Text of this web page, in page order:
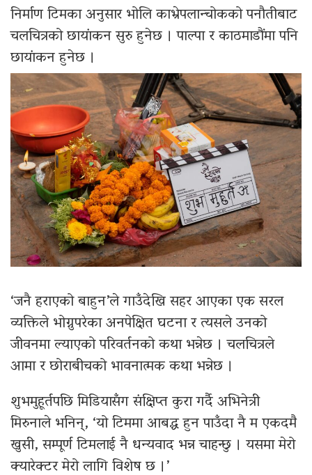
निर्माण टिमका अनुसार भोलि काभ्रेपलान्चोकको पनौतीबाट
चलचित्रको छायांकन सुरु हुनेछ । पाल्पा र काठमाडौंमा पनि
छायांकन हुनेछ ।
‘जनै हराएको बाहुन’ले गाउँदेखि सहर आएका एक सरल
व्यक्तिले भोग्नुपरेका अनपेक्षित घटना र त्यसले उनको
जीवनमा ल्याएको परिवर्तनको कथा भन्नेछ । चलचित्रले
आमा र छोराबीचको भावनात्मक कथा भन्नेछ ।
शुभमुहूर्तपछि मिडियासँग संक्षिप्त कुरा गर्दै अभिनेत्री
मिरुनाले भनिन्, ‘यो टिममा आबद्ध हुन पाउँदा नै म एकदमै
खुसी, सम्पूर्ण टिमलाई नै धन्यवाद भन्न चाहन्छु । यसमा मेरो
क्यारेक्टर मेरो लागि विशेष छ ।’